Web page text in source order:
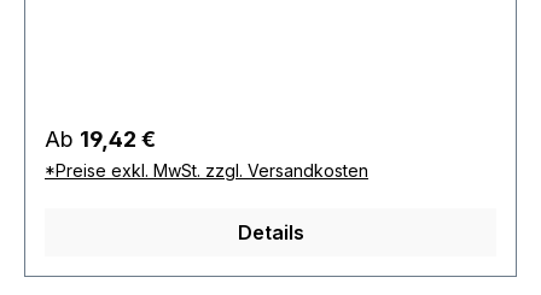
Regulärer Preis:
Ab 19,42 €
*Preise exkl. MwSt. zzgl. Versandkosten
Details